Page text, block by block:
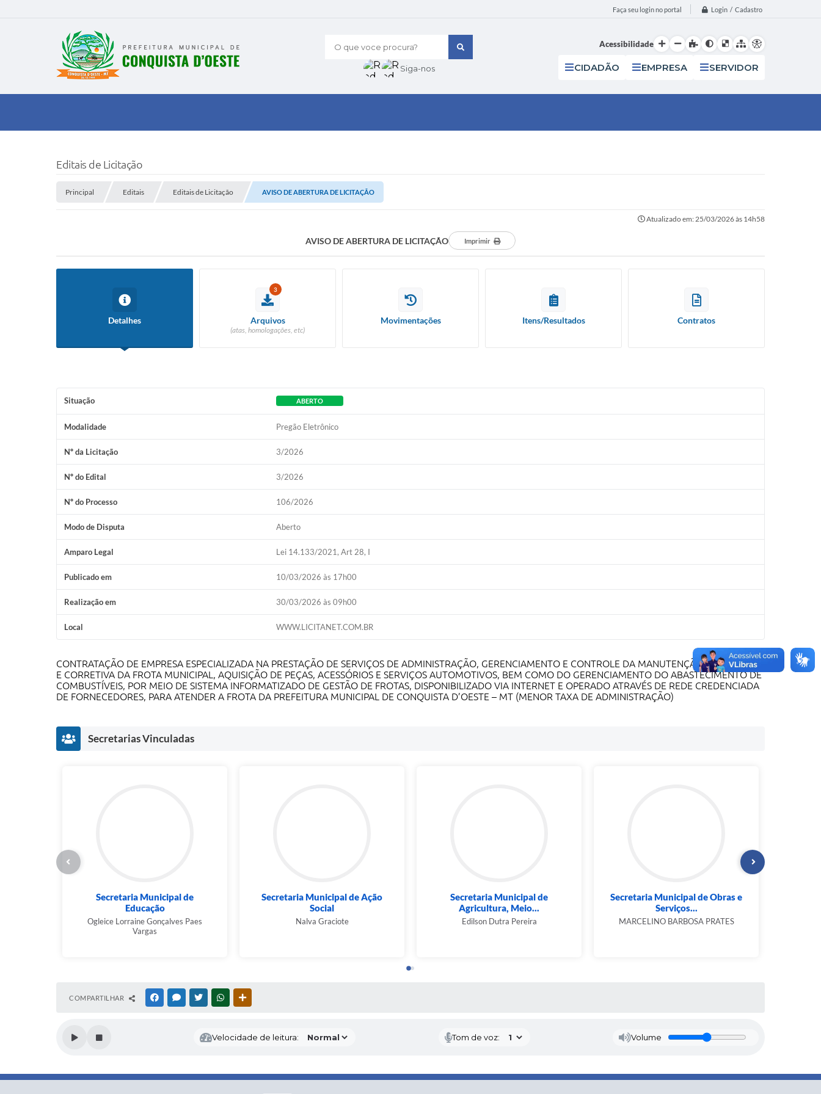
Faça seu login no portal Login / Cadastro
O que voce procura?
Siga-nos
Acessibilidade
CIDADÃO EMPRESA SERVIDOR
Editais de Licitação
Principal Editais Editais de Licitação AVISO DE ABERTURA DE LICITAÇÃO
Atualizado em: 25/03/2026 às 14h58
AVISO DE ABERTURA DE LICITAÇÃO Imprimir
Detalhes
3
Arquivos
(atas, homologações, etc)
Movimentações Itens/Resultados Contratos
Situação ABERTO
Modalidade Pregão Eletrônico
Nº da Licitação 3/2026
Nº do Edital 3/2026
Nº do Processo 106/2026
Modo de Disputa Aberto
Amparo Legal Lei 14.133/2021, Art 28, I
Publicado em 10/03/2026 às 17h00
Realização em 30/03/2026 às 09h00
Local WWW.LICITANET.COM.BR
CONTRATAÇÃO DE EMPRESA ESPECIALIZADA NA PRESTAÇÃO DE SERVIÇOS DE ADMINISTRAÇÃO, GERENCIAMENTO E CONTROLE DA MANUTENÇÃO PREVENTIVA
E CORRETIVA DA FROTA MUNICIPAL, AQUISIÇÃO DE PEÇAS, ACESSÓRIOS E SERVIÇOS AUTOMOTIVOS, BEM COMO DO GERENCIAMENTO DO ABASTECIMENTO DE
COMBUSTÍVEIS, POR MEIO DE SISTEMA INFORMATIZADO DE GESTÃO DE FROTAS, DISPONIBILIZADO VIA INTERNET E OPERADO ATRAVÉS DE REDE CREDENCIADA
DE FORNECEDORES, PARA ATENDER A FROTA DA PREFEITURA MUNICIPAL DE CONQUISTA D’OESTE – MT (MENOR TAXA DE ADMINISTRAÇÃO)
Secretarias Vinculadas
Secretaria Municipal de
Educação
Ogleice Lorraine Gonçalves Paes
Vargas
Secretaria Municipal de Ação
Social
Nalva Graciote
Secretaria Municipal de
Agricultura, Meio...
Edilson Dutra Pereira
Secretaria Municipal de Obras e
Serviços...
MARCELINO BARBOSA PRATES
COMPARTILHAR FACEBOOKMESSENGER
TWITTERWHATSAPP
Velocidade de leitura: Tom de voz: Volume